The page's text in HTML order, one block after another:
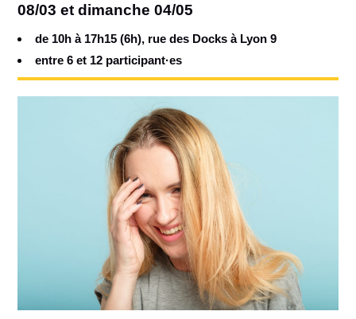
08/03 et dimanche 04/05
de 10h à 17h15 (6h), rue des Docks à Lyon 9
entre 6 et 12 participant·es